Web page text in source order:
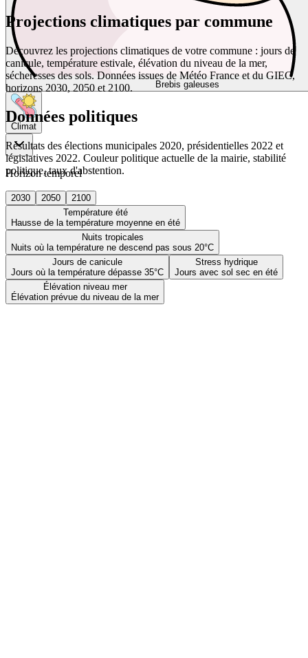
Brebis galeuses
Climat
Horizon temporel
2030 2050
2100
Température été
Hausse de la température moyenne en été
Nuits tropicales
Nuits où la température ne descend pas sous 20°C
Jours de canicule
Jours où la température dépasse 35°C
Stress hydrique
Jours avec sol sec en été
Élévation niveau mer
Élévation prévue du niveau de la mer
Projections climatiques par commune
Découvrez les projections climatiques de votre commune : jours de
canicule, température estivale, élévation du niveau de la mer,
sécheresses des sols. Données issues de Météo France et du GIEC,
horizons 2030, 2050 et 2100.
Données politiques
Résultats des élections municipales 2020, présidentielles 2022 et
législatives 2022. Couleur politique actuelle de la mairie, stabilité
politique, taux d'abstention.